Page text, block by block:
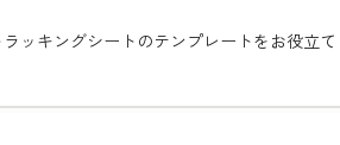
ッキングシートのテンプレートをお役立